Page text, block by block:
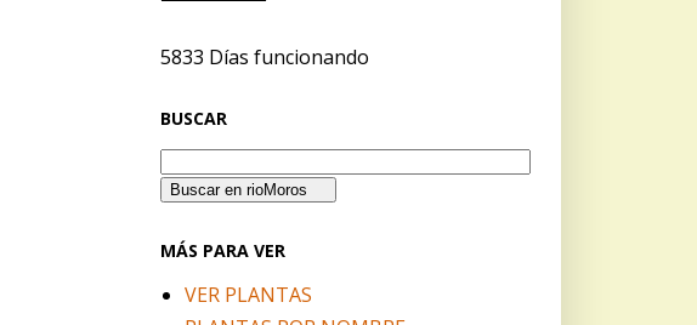
5833 Días funcionando
BUSCAR
MÁS PARA VER
VER PLANTAS